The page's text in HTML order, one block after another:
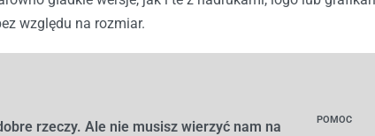
względu na rozmiar.
rzeczy. Ale nie musisz wierzyć nam na
POMOC